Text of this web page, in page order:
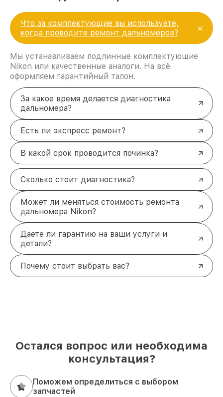
Что за комплектующие вы используете,
когда проводите ремонт дальномеров?
Мы устанавливаем подлинные комплектующие
Nikon или качественные аналоги. На всё
оформляем гарантийный талон.
За какое время делается диагностика
дальномера?
Есть ли экспресс ремонт?
В какой срок проводится починка?
Сколько стоит диагностика?
Может ли меняться стоимость ремонта
дальномера Nikon?
Даете ли гарантию на ваши услуги и
детали?
Почему стоит выбрать вас?
Остался вопрос или необходима
консультация?
Поможем определиться с выбором
запчастей